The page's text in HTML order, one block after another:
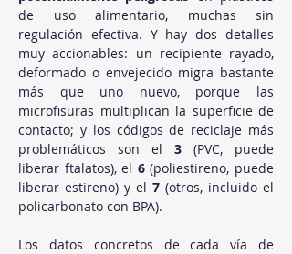
de uso alimentario, muchas sin
regulación efectiva. Y hay dos detalles
muy accionables: un recipiente rayado,
deformado o envejecido migra bastante
más que uno nuevo, porque las
microfisuras multiplican la superficie de
contacto; y los códigos de reciclaje más
problemáticos son el 3 (PVC, puede
liberar ftalatos), el 6 (poliestireno, puede
liberar estireno) y el 7 (otros, incluido el
policarbonato con BPA).
Los datos concretos de cada vía de